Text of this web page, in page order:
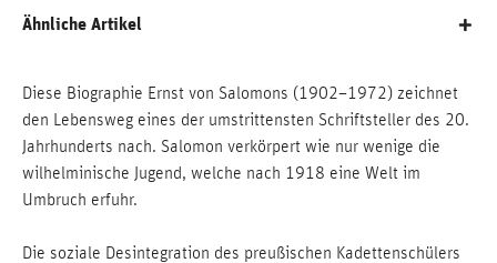
Ähnliche Artikel
Diese Biographie Ernst von Salomons (1902–1972) zeichnet
den Lebensweg eines der umstrittensten Schriftsteller des 20.
Jahrhunderts nach. Salomon verkörpert wie nur wenige die
wilhelminische Jugend, welche nach 1918 eine Welt im
Umbruch erfuhr.
Die soziale Desintegration des preußischen Kadettenschülers